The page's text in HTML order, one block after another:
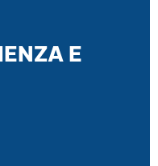
E